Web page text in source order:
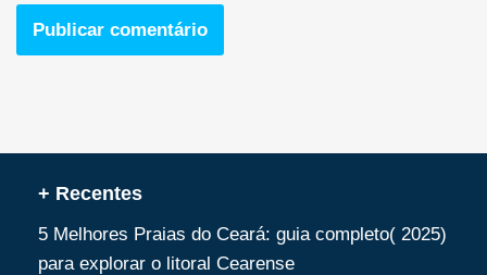
+ Recentes
5 Melhores Praias do Ceará: guia completo( 2025)
para explorar o litoral Cearense